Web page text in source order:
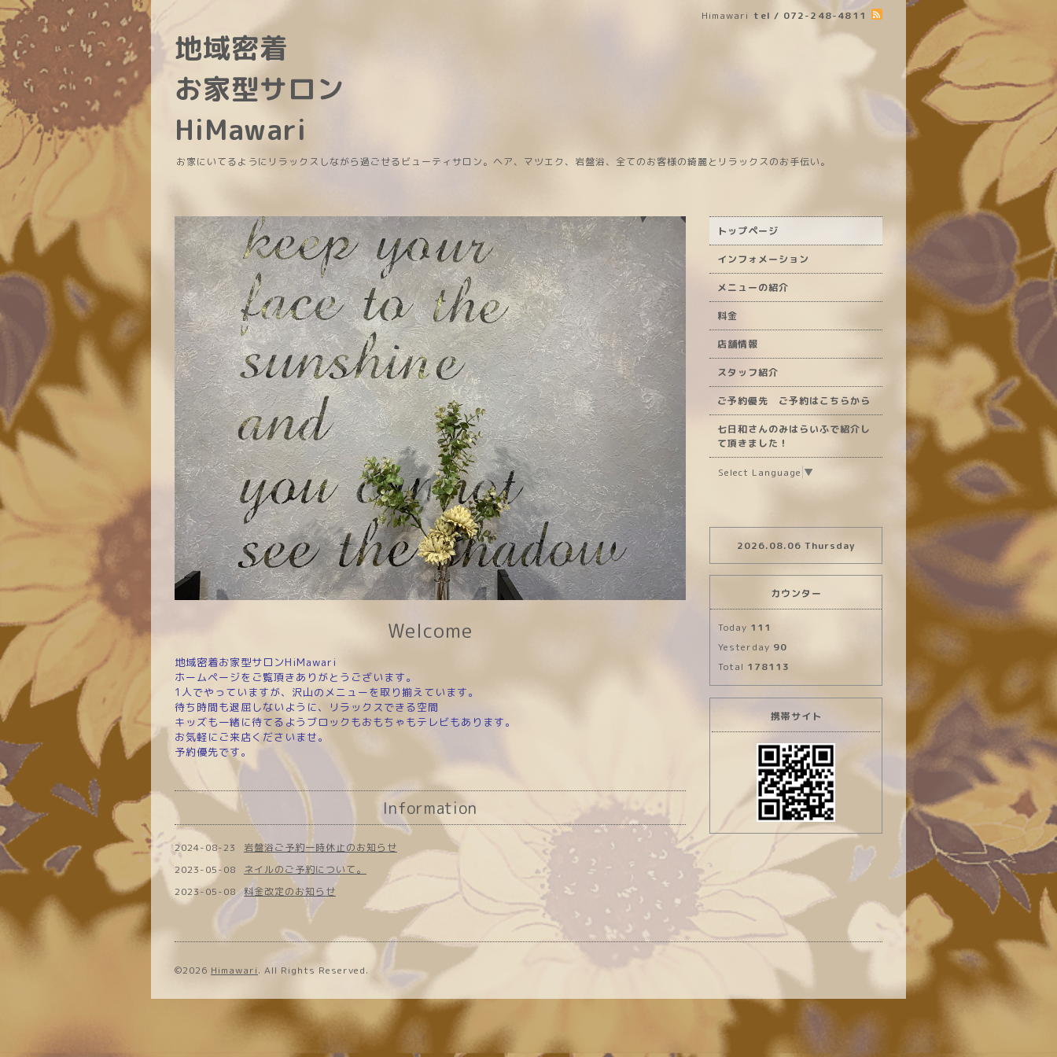
Himawari tel / 072-248-4811
地域密着
お家型サロン
HiMawari
お家にいてるようにリラックスしながら過ごせるビューティサロン。ヘア、マツエク、岩盤浴、全てのお客様の綺麗とリラックスのお手伝い。
Welcome
地域密着お家型サロンHiMawari
ホームページをご覧頂きありがとうございます。
1人でやっていますが、沢山のメニューを取り揃えています。
待ち時間も退屈しないように、リラックスできる空間
キッズも一緒に待てるようブロックもおもちゃもテレビもあります。
お気軽にご来店くださいませ。
予約優先です。
Information
2024-08-23
岩盤浴ご予約一時休止のお知らせ
2023-05-08
ネイルのご予約について。
2023-05-08 料金改定のお知らせ
トップページ
インフォメーション
メニューの紹介
料金
店舗情報
スタッフ紹介
ご予約優先 ご予約はこちらから
七日和さんのみはらいふで紹介し
て頂きました！
Select Language ▼
2026.08.06 Thursday
カウンター
Today 111
Yesterday 90
Total 178113
携帯サイト
©2026 Himawari. All Rights Reserved.